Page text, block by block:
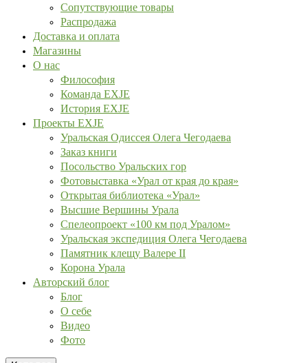
Сопутствующие товары
Распродажа
Доставка и оплата
Магазины
О нас
Философия
Команда EXJE
История EXJE
Проекты EXJE
Уральская Одиссея Олега Чегодаева
Заказ книги
Посольство Уральских гор
Фотовыставка «Урал от края до края»
Открытая библиотека «Урал»
Высшие Вершины Урала
Спелеопроект «100 км под Уралом»
Уральская экспедиция Олега Чегодаева
Памятник клещу Валере II
Корона Урала
Авторский блог
Блог
О себе
Видео
Фото